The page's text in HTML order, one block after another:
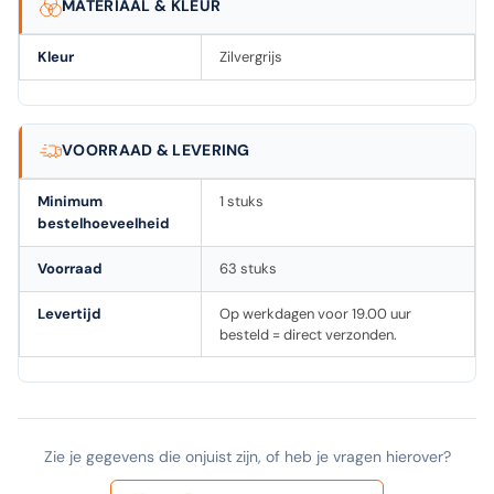
MATERIAAL & KLEUR
Kleur Zilvergrijs
VOORRAAD & LEVERING
Minimum
bestelhoeveelheid
1 stuks
Voorraad 63 stuks
Levertijd
Op werkdagen voor 19.00 uur
besteld = direct verzonden.
Zie je gegevens die onjuist zijn, of heb je vragen hierover?